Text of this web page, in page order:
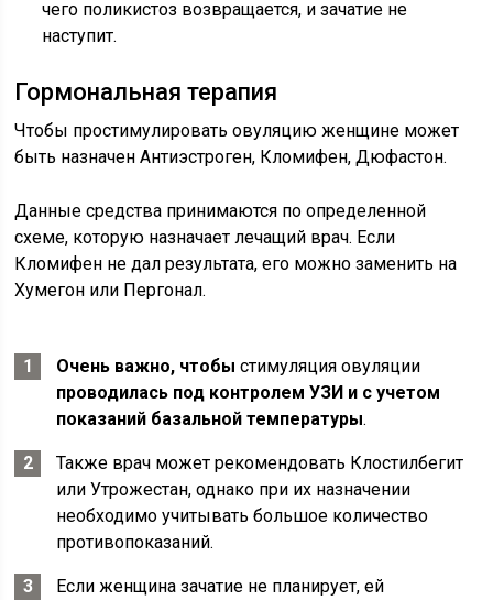
чего поликистоз возвращается, и зачатие не
наступит.
Гормональная терапия
Чтобы простимулировать овуляцию женщине может
быть назначен Антиэстроген, Кломифен, Дюфастон.
Данные средства принимаются по определенной
схеме, которую назначает лечащий врач. Если
Кломифен не дал результата, его можно заменить на
Хумегон или Пергонал.
Очень важно, чтобы стимуляция овуляции
проводилась под контролем УЗИ и с учетом
показаний базальной температуры.
Также врач может рекомендовать Клостилбегит
или Утрожестан, однако при их назначении
необходимо учитывать большое количество
противопоказаний.
Если женщина зачатие не планирует, ей